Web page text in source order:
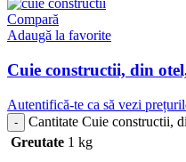
Compară
Adaugă la favorite
Cuie constructii, din
Autentifică-te ca să vezi
Cantitate Cuie constructii,
Greutate 1 kg